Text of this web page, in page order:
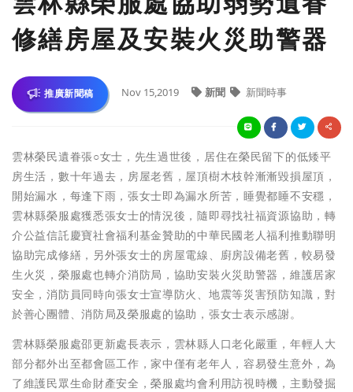
修繕房屋及安裝火災助警器
推廣新聞稿 Nov 15,2019 新聞 新聞時事
雲林榮民遺眷張○女士，先生過世後，居住在榮民留下的低矮平
房生活，數十年過去，房屋老舊，屋頂樹木枝幹漸漸毀損屋頂，
開始漏水，每逢下雨，張女士即為漏水所苦，睡覺都睡不安穩，
雲林縣榮服處獲悉張女士的情況後，隨即尋找社福資源協助，轉
介公益信託慶寶社會福利基金贊助的中華民國老人福利推動聯明
協助完成修繕，另外張女士的房屋電線、廚房設備老舊，較易發
生火災，榮服處也轉介消防局，協助安裝火災助警器，維護居家
安全，消防員同時向張女士宣導防火、地震等災害預防知識，對
於善心團體、消防局及榮服處的協助，張女士表示感謝。
雲林縣榮服處邵更新處長表示，雲林縣人口老化嚴重，年輕人大
部分都外出至都會區工作，家中僅有老年人，容易發生意外，為
了維護民眾生命財產安全，榮服處均會利用訪視時機，主動發掘